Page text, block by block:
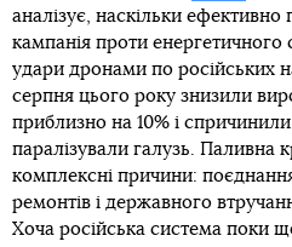
аналізує, наскільки ефективно
кампанія проти енергетичного
удари дронами по російських
серпня цього року знизили
приблизно на 10% і
паралізували галузь. Паливна
комплексні причини:
ремонтів і державного
Хоча російська система поки